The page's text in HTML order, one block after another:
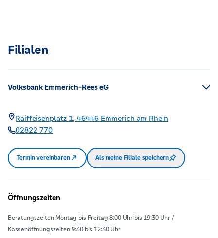
Filialen
Volksbank Emmerich-Rees eG
Raiffeisenplatz 1, 46446 Emmerich am Rhein
02822 770
Termin vereinbaren Als meine Filiale speichern
Öffnungszeiten
Beratungszeiten Montag bis Freitag 8:00 Uhr bis 19:30 Uhr /
Kassenöffnungszeiten 9:30 bis 12:30 Uhr